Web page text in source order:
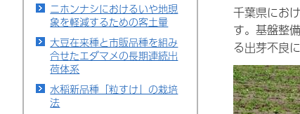
ニホンナシにおけるいや地現
象を軽減するための客土量
大豆在来種と市販品種を組み
合せたエダマメの長期連続出
荷体系
水稲新品種「粒すけ」の栽培
法
千葉県にお
す。基盤整
る出芽不良